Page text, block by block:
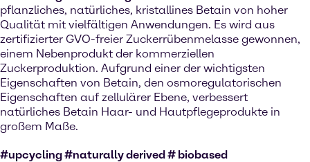
pflanzliches, natürliches, kristallines Betain von hoher
Qualität mit vielfältigen Anwendungen. Es wird aus
zertifizierter GVO-freier Zuckerrübenmelasse gewonnen,
einem Nebenprodukt der kommerziellen
Zuckerproduktion. Aufgrund einer der wichtigsten
Eigenschaften von Betain, den osmoregulatorischen
Eigenschaften auf zellulärer Ebene, verbessert
natürliches Betain Haar- und Hautpflegeprodukte in
großem Maße.
#upcycling #naturally derived # biobased